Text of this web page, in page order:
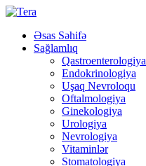
Əsas Səhifə
Sağlamlıq
Qastroenterologiya
Endokrinologiya
Uşaq Nevroloqu
Oftalmologiya
Ginekologiya
Urologiya
Nevrologiya
Vitaminlər
Stomatologiya